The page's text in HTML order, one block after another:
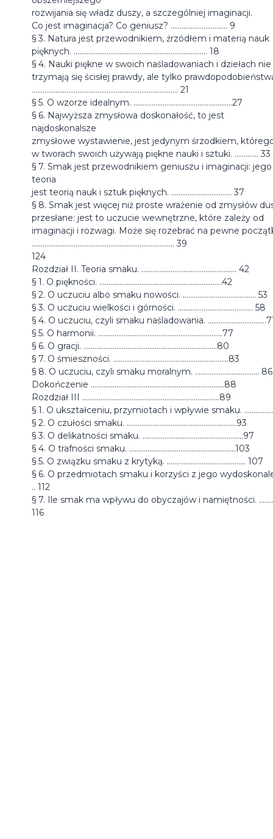
rozwijania się władz duszy, a szczególniej imaginacji.
Co jest imaginacja? Co geniusz? ............................... 9
§ 3. Natura jest przewodnikiem, źrzódłem i materią nauk
pięknych. ......................................................................... 18
§ 4. Nauki piękne w swoich naśladowaniach i dziełach nie
trzymają się ścisłej prawdy, ale tylko
................................................................................ 21
§ 5. O wzorze idealnym. ......................................................27
§ 6. Najwyższa zmysłowa doskonałość, to jest
najdoskonalsze
zmysłowe wystawienie, jest jedynym śrzodkiem,
w tworach swoich używają piękne nauki i sztuki. ............. 33
§ 7. Smak jest przewodnikiem geniuszu i imaginacji: jego
teoria
jest teorią nauk i sztuk pięknych. ................................. 37
§ 8. Smak jest więcej niż proste wrażenie od zmysłów
przesłane: jest to uczucie wewnętrzne, które zależy od
imaginacji i rozwagi. Może się rozebrać na pewne
.............................................................................. 39
124
Rozdział II. Teoria smaku. .................................................... 42
§ 1. O piękności. ...................................................................42
§ 2. O uczuciu albo smaku nowości. ........................................ 53
§ 3. O uczuciu wielkości i górności. ......................................... 58
§ 4. O uczuciu, czyli smaku naśladowania.
§ 5. O harmonii. ....................................................................77
§ 6. O gracji. .........................................................................80
§ 7. O śmieszności. ...............................................................83
§ 8. O uczuciu, czyli smaku moralnym. ................................... 86
Dokończenie .........................................................................88
Rozdział III ...........................................................................89
§ 1. O ukształceniu, przymiotach i wpływie smaku.
§ 2. O czułości smaku. ............................................................93
§ 3. O delikatności smaku. .......................................................97
§ 4. O trafności smaku. ..........................................................103
§ 5. O związku smaku z krytyką. ........................................... 107
§ 6. O przedmiotach smaku i korzyści z jego
.. 112
§ 7. Ile smak ma wpływu do obyczajów i namiętności.
116